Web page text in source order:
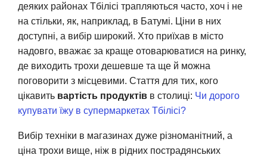
деяких районах Тбілісі трапляються часто, хоч і не
на стільки, як, наприклад, в Батумі. Ціни в них
доступні, а вибір широкий. Хто приїхав в місто
надовго, вважає за краще отоварюватися на ринку,
де виходить трохи дешевше та ще й можна
поговорити з місцевими. Стаття для тих, кого
цікавить вартість продуктів в столиці: Чи дорого
купувати їжу в супермаркетах Тбілісі?
Вибір техніки в магазинах дуже різноманітний, а
ціна трохи вище, ніж в рідних пострадянських